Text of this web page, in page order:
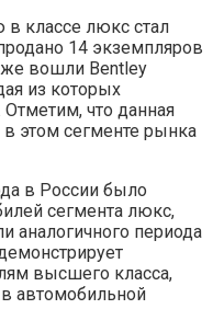
классе люкс стал
14 экземпляров
вошли Bentley
из которых
что данная
этом сегменте рынка
в России было
сегмента люкс,
аналогичного периода
высшего класса,
автомобильной